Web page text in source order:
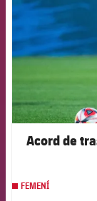
Acord de
FEMENÍ